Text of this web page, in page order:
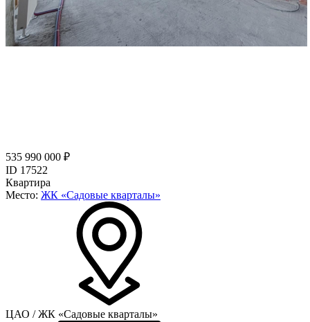
535 990 000 ₽
ID 17522
Квартира
Место: ЖК «Садовые кварталы»
ЦАО / ЖК «Садовые кварталы»